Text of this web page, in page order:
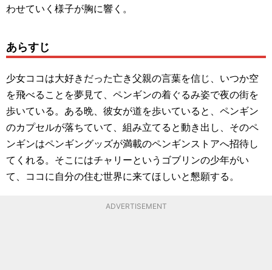
わせていく様子が胸に響く。
あらすじ
少女ココは大好きだった亡き父親の言葉を信じ、いつか空
を飛べることを夢見て、ペンギンの着ぐるみ姿で夜の街を
歩いている。ある晩、彼女が道を歩いていると、ペンギン
のカプセルが落ちていて、組み立てると動き出し、そのペ
ンギンはペンギングッズが満載のペンギンストアへ招待し
てくれる。そこにはチャリーというゴブリンの少年がい
て、ココに自分の住む世界に来てほしいと懇願する。
ADVERTISEMENT